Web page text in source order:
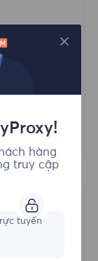
hàng
truy cập
tuyến